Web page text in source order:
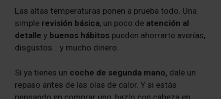
Las altas temperaturas ponen a prueba todo. Una
simple revisión básica, un poco de atención al
detalle y buenos hábitos pueden ahorrarte averías,
disgustos… y mucho dinero.
Si ya tienes un coche de segunda mano, dale un
repaso antes de las olas de calor. Y si estás
pensando en comprar uno, hazlo con cabeza en